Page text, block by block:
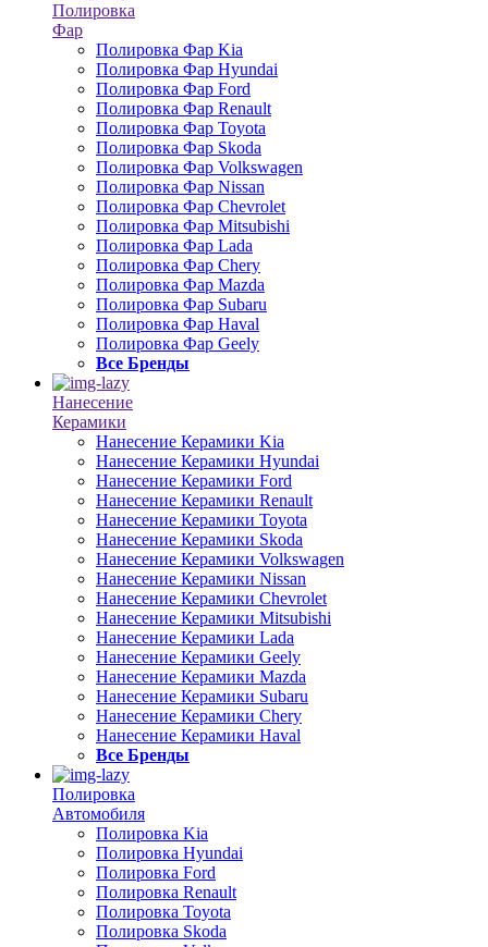
Полировка
Фар
Полировка Фар Kia
Полировка Фар Hyundai
Полировка Фар Ford
Полировка Фар Renault
Полировка Фар Toyota
Полировка Фар Skoda
Полировка Фар Volkswagen
Полировка Фар Nissan
Полировка Фар Chevrolet
Полировка Фар Mitsubishi
Полировка Фар Lada
Полировка Фар Chery
Полировка Фар Mazda
Полировка Фар Subaru
Полировка Фар Haval
Полировка Фар Geely
Все Бренды
Нанесение
Керамики
Нанесение Керамики Kia
Нанесение Керамики Hyundai
Нанесение Керамики Ford
Нанесение Керамики Renault
Нанесение Керамики Toyota
Нанесение Керамики Skoda
Нанесение Керамики Volkswagen
Нанесение Керамики Nissan
Нанесение Керамики Chevrolet
Нанесение Керамики Mitsubishi
Нанесение Керамики Lada
Нанесение Керамики Geely
Нанесение Керамики Mazda
Нанесение Керамики Subaru
Нанесение Керамики Chery
Нанесение Керамики Haval
Все Бренды
Полировка
Автомобиля
Полировка Kia
Полировка Hyundai
Полировка Ford
Полировка Renault
Полировка Toyota
Полировка Skoda